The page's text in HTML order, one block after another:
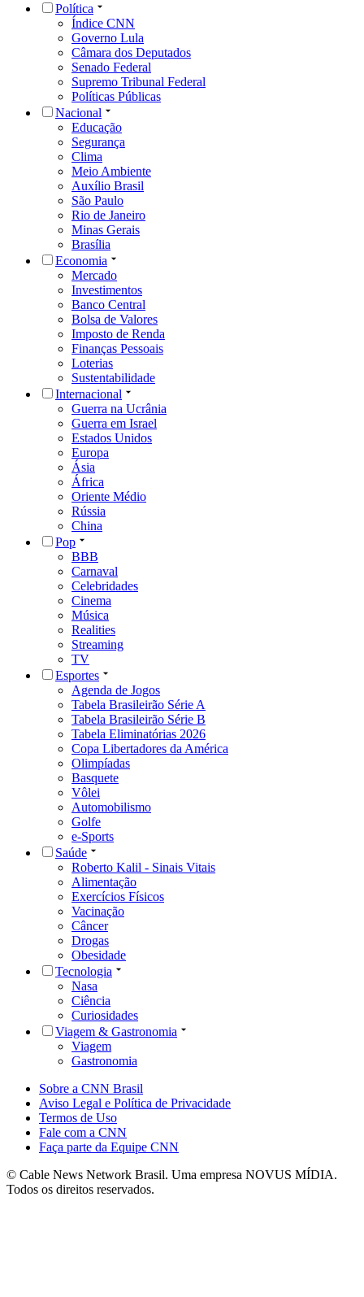
Política
Índice CNN
Governo Lula
Câmara dos Deputados
Senado Federal
Supremo Tribunal Federal
Políticas Públicas
Nacional
Educação
Segurança
Clima
Meio Ambiente
Auxílio Brasil
São Paulo
Rio de Janeiro
Minas Gerais
Brasília
Economia
Mercado
Investimentos
Banco Central
Bolsa de Valores
Imposto de Renda
Finanças Pessoais
Loterias
Sustentabilidade
Internacional
Guerra na Ucrânia
Guerra em Israel
Estados Unidos
Europa
Ásia
África
Oriente Médio
Rússia
China
Pop
BBB
Carnaval
Celebridades
Cinema
Música
Realities
Streaming
TV
Esportes
Agenda de Jogos
Tabela Brasileirão Série A
Tabela Brasileirão Série B
Tabela Eliminatórias 2026
Copa Libertadores da América
Olimpíadas
Basquete
Vôlei
Automobilismo
Golfe
e-Sports
Saúde
Roberto Kalil - Sinais Vitais
Alimentação
Exercícios Físicos
Vacinação
Câncer
Drogas
Obesidade
Tecnologia
Nasa
Ciência
Curiosidades
Viagem & Gastronomia
Viagem
Gastronomia
Sobre a CNN Brasil
Aviso Legal e Política de Privacidade
Termos de Uso
Fale com a CNN
Faça parte da Equipe CNN
© Cable News Network Brasil. Uma empresa NOVUS MÍDIA.
Todos os direitos reservados.